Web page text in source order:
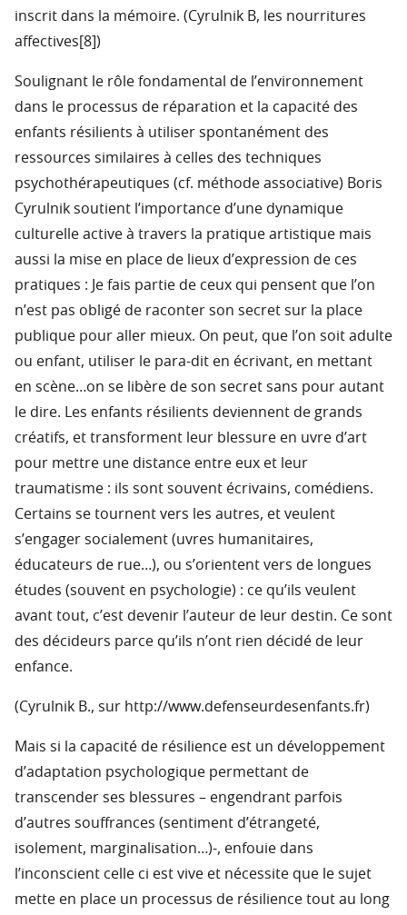
inscrit dans la mémoire. (Cyrulnik B, les nourritures
affectives[8])
Soulignant le rôle fondamental de l’environnement
dans le processus de réparation et la capacité des
enfants résilients à utiliser spontanément des
ressources similaires à celles des techniques
psychothérapeutiques (cf. méthode associative) Boris
Cyrulnik soutient l’importance d’une dynamique
culturelle active à travers la pratique artistique mais
aussi la mise en place de lieux d’expression de ces
pratiques : Je fais partie de ceux qui pensent que l’on
n’est pas obligé de raconter son secret sur la place
publique pour aller mieux. On peut, que l’on soit adulte
ou enfant, utiliser le para-dit en écrivant, en mettant
en scène…on se libère de son secret sans pour autant
le dire. Les enfants résilients deviennent de grands
créatifs, et transforment leur blessure en uvre d’art
pour mettre une distance entre eux et leur
traumatisme : ils sont souvent écrivains, comédiens.
Certains se tournent vers les autres, et veulent
s’engager socialement (uvres humanitaires,
éducateurs de rue…), ou s’orientent vers de longues
études (souvent en psychologie) : ce qu’ils veulent
avant tout, c’est devenir l’auteur de leur destin. Ce sont
des décideurs parce qu’ils n’ont rien décidé de leur
enfance.
(Cyrulnik B., sur http://www.defenseurdesenfants.fr)
Mais si la capacité de résilience est un développement
d’adaptation psychologique permettant de
transcender ses blessures – engendrant parfois
d’autres souffrances (sentiment d’étrangeté,
isolement, marginalisation…)-, enfouie dans
l’inconscient celle ci est vive et nécessite que le sujet
mette en place un processus de résilience tout au long